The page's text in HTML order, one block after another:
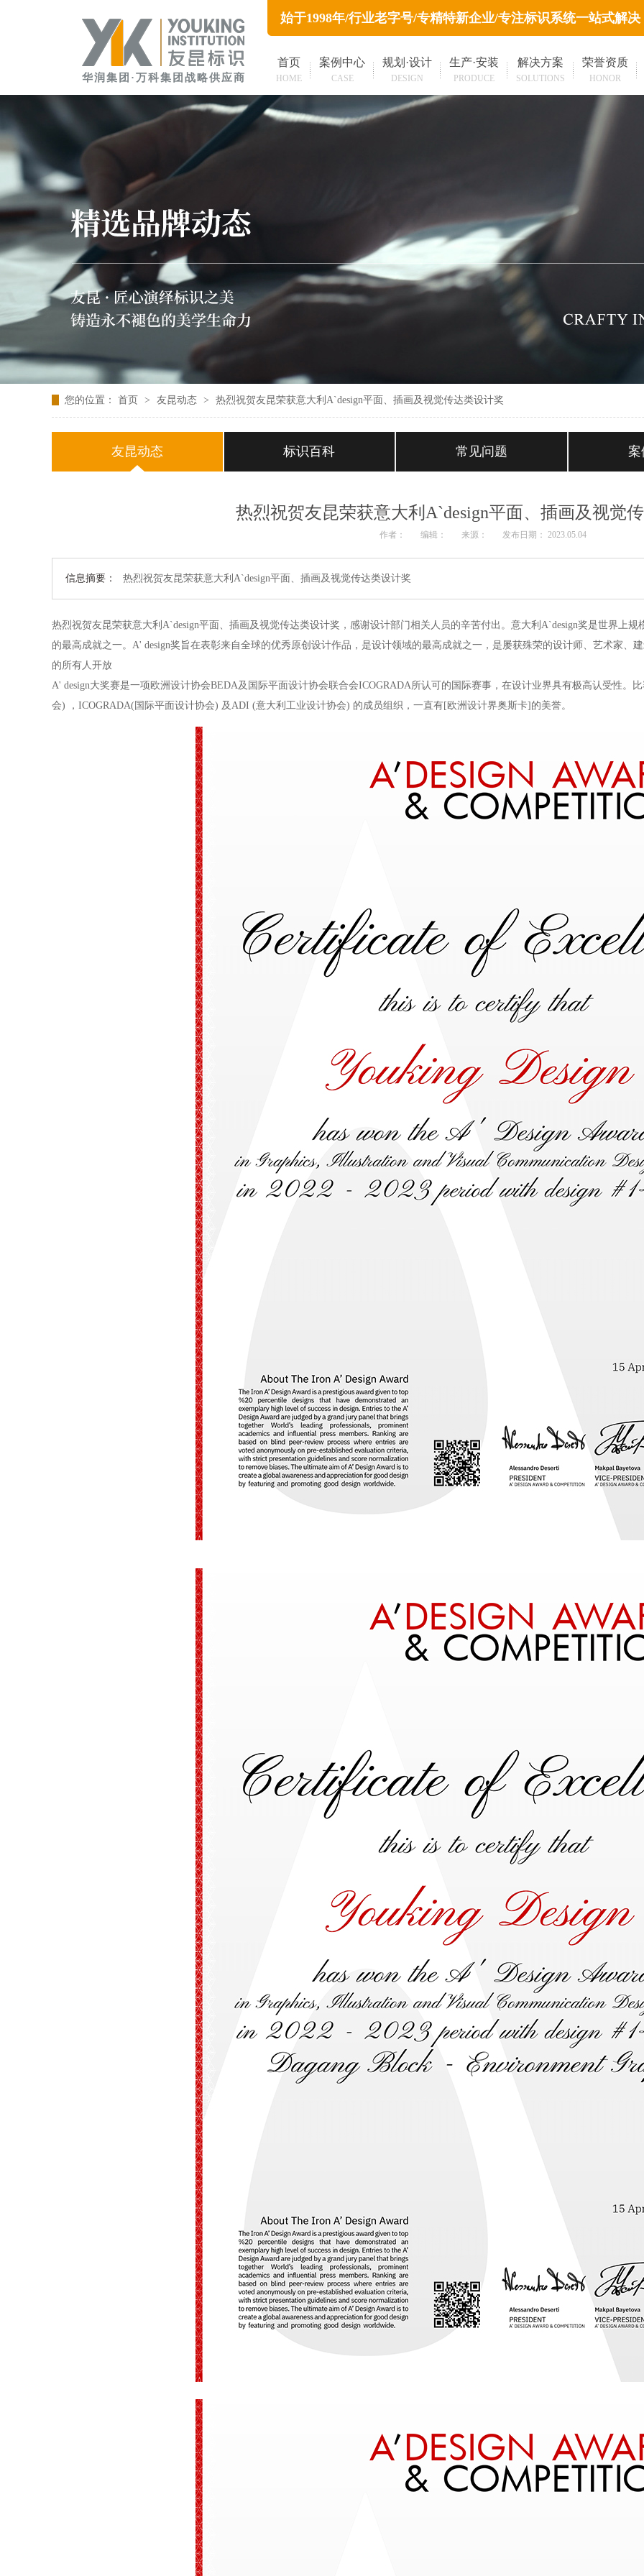
华润集团·万科集团战略供应商
始于1998年/行业老字号/专精特新企业/专注标识系统一站式解决
首页
HOME
案例中心
CASE
规划·设计
DESIGN
生产·安装
PRODUCE
解决方案
SOLUTIONS
荣誉资质
HONOR
您的位置： 首页 > 友昆动态 > 热烈祝贺友昆荣获意大利A`design平面、插画及视觉传达类设计奖
友昆动态 标识百科 常见问题 案
热烈祝贺友昆荣获意大利A`design平面、插画及视觉
作者： 编辑： 来源： 发布日期： 2023.05.04
信息摘要： 热烈祝贺友昆荣获意大利A`design平面、插画及视觉传达类设计奖
热烈祝贺友昆荣获意大利A`design平面、插画及视觉传达类设计奖，感谢设计部门相关人员的辛苦付出。意大利A`design奖是世界上
的最高成就之一。A' design奖旨在表彰来自全球的优秀原创设计作品，是设计领域的最高成就之一，是屡获殊荣的设计师、艺术家、
的所有人开放
A' design大奖赛是一项欧洲设计协会BEDA及国际平面设计协会联合会ICOGRADA所认可的国际赛事，在设计业界具有极高认受性。
会) ，ICOGRADA(国际平面设计协会) 及ADI (意大利工业设计协会) 的成员组织，一直有[欧洲设计界奥斯卡]的美誉。